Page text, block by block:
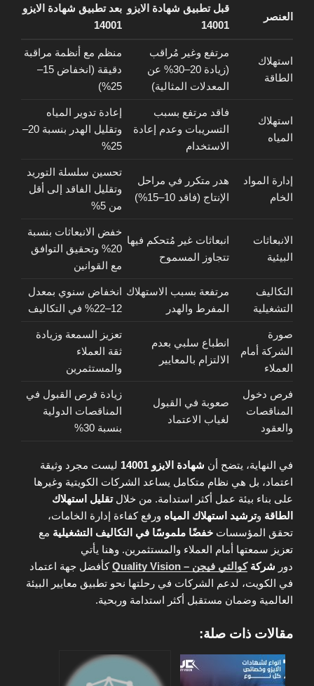
العنصر
قبل تطبيق شهادة الايزو
14001
بعد تطبيق شهادة الايزو
14001
استهلاك
الطاقة
مرتفع وغير مُراقب
(زيادة 20–30% عن
المعدلات المثالية)
منظم مع أنظمة مراقبة
دقيقة (انخفاض 15–
25%)
استهلاك
المياه
فاقد مرتفع بسبب
التسريبات وعدم إعادة
الاستخدام
إعادة تدوير المياه
وتقليل الهدر بنسبة 20–
25%
إدارة المواد
الخام
هدر متكرر في مراحل
الإنتاج (فاقد 10–15%)
تحسين سلسلة التوريد
وتقليل الفاقد إلى أقل
من 5%
الانبعاثات
البيئية
انبعاثات غير مُتحكم فيها
تتجاوز المسموح
خفض الانبعاثات بنسبة
20% وتحقيق التوافق
مع القوانين
التكاليف
التشغيلية
مرتفعة بسبب الاستهلاك
المفرط والهدر
انخفاض سنوي بمعدل
12–22% في التكاليف
صورة
الشركة أمام
العملاء
انطباع سلبي بعدم
الالتزام بالمعايير
تعزيز السمعة وزيادة
ثقة العملاء
والمستثمرين
فرص دخول
المناقصات
والعقود
صعوبة في القبول
لغياب الاعتماد
زيادة فرص القبول في
المناقصات الدولية
بنسبة 30%
في النهاية، يتضح أن شهادة الايزو 14001
ليست مجرد وثيقة
اعتماد، بل هي نظام متكامل يساعد الشركات الكويتية وغيرها
على بناء بيئة عمل أكثر استدامة. من خلالتقليل استهلاك
الطاقة وترشيد استهلاك المياه ورفع كفاءة إدارة الخامات،
تحقق المؤسسات خفضًا ملموسًا في التكاليف التشغيلية مع
تعزيز سمعتها أمام العملاء والمستثمرين. وهنا يأتي
دور شركةكوالتي فيجن – Quality Vision
كأفضل جهة اعتماد
في الكويت، لدعم الشركات في رحلتها نحو تطبيق معايير البيئة
العالمية وضمان مستقبل أكثر استدامة وربحية.
مقالات ذات صلة: